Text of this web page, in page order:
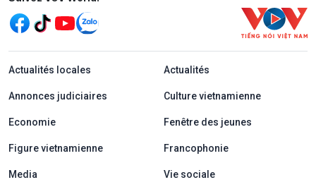
menu footer tiếng Pháp
Actualités locales Actualités
Annonces judiciaires Culture vietnamienne
Economie Fenêtre des jeunes
Figure vietnamienne Francophonie
Media Vie sociale